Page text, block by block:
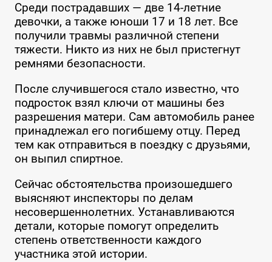
Среди пострадавших — две 14-летние
девочки, а также юноши 17 и 18 лет. Все
получили травмы различной степени
тяжести. Никто из них не был пристегнут
ремнями безопасности.
После случившегося стало известно, что
подросток взял ключи от машины без
разрешения матери. Сам автомобиль ранее
принадлежал его погибшему отцу. Перед
тем как отправиться в поездку с друзьями,
он выпил спиртное.
Сейчас обстоятельства произошедшего
выясняют инспекторы по делам
несовершеннолетних. Устанавливаются
детали, которые помогут определить
степень ответственности каждого
участника этой истории.